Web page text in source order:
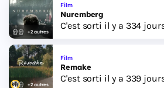
+2 autres
Film
Nuremberg
C'est sorti il y a 334
+2 autres
Film
Remake
C'est sorti il y a 339